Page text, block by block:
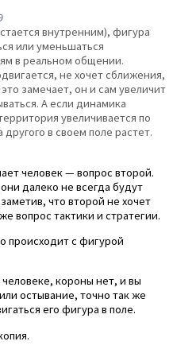
внутренним), фигура
или уменьшаться
в реальном общении.
не хочет сближения,
замечает, он и сам увеличит
А если динамика
увеличивается по
в своем поле растет.
человек — вопрос второй.
далеко не всегда будут
что второй не хочет
вопрос тактики и стратегии.
происходит с фигурой
короны нет, и вы
остывание, точно так же
его фигура в поле.